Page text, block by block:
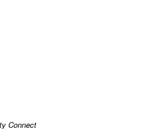
Connect